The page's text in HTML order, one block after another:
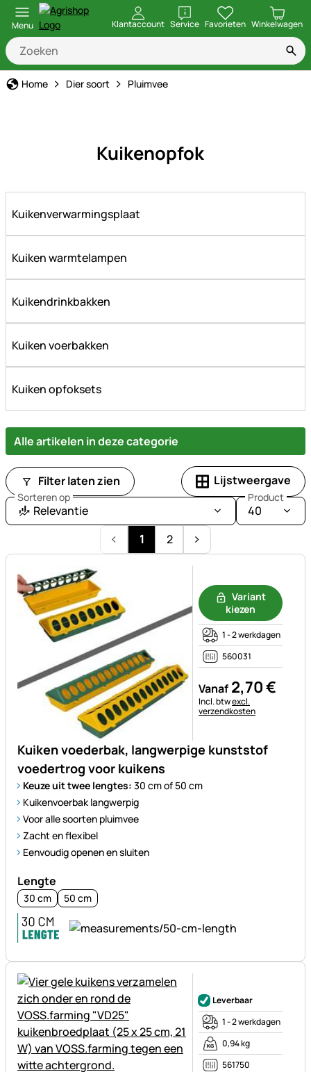
Menu Klantaccount ServiceopenenFavorieten Winkelwagen
Home Dier soort Pluimvee
Kuikenopfok
Kuikenverwarmingsplaat
Kuiken warmtelampen
Kuikendrinkbakken
Kuiken voerbakken
Kuiken opfoksets
Alle artikelen in deze categorie
Filter laten zien Lijstweergave
Sorteren op
Relevantie
Product
40
1
2
Kuiken voederbak, langwerpige kunststof
voedertrog voor kuikens
Keuze uit twee lengtes: 30 cm of 50 cm
Kuikenvoerbak langwerpig
Voor alle soorten pluimvee
Zacht en flexibel
Eenvoudig openen en sluiten
Lengte
30 cm 50 cm
Variant
kiezen
1 - 2 werkdagen
560031
Vanaf 2,70€
Belastinginformatie:
Incl. btwexcl.
verzendkosten
Leverbaar
1 - 2 werkdagen
0,94 kg
561750